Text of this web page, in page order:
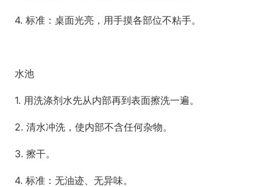
4. 标准：桌面光亮，用手摸各部位不粘手。
水池
1. 用洗涤剂水先从内部再到表面擦洗一遍。
2. 清水冲洗，使内部不含任何杂物。
3. 擦干。
4. 标准：无油迹、无异味。